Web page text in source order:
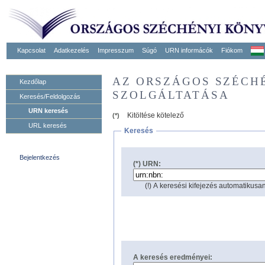
Kapcsolat Adatkezelés Impresszum Súgó URN informácók Fiókom
Kezdőlap
Keresés/Feldolgozás
URN keresés
URL keresés
Bejelentkezés
AZ ORSZÁGOS
SZOLGÁLTATÁSA
(*)
Kitöltése kötelező
Keresés
(*) URN:
(!) A keresési kifejezés
A keresés eredményei: